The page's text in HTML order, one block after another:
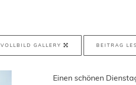
VOLLBILD GALLERY BEITRAG
Einen schönen